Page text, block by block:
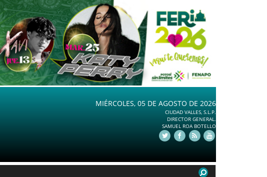
MIÉRCOLES, 05 DE AGOSTO DE 2026
CIUDAD VALLES, S.L.P.
DIRECTOR GENERAL.
SAMUEL ROA BOTELLO